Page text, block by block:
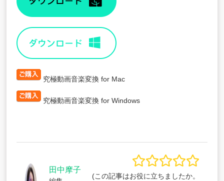
究極動画音楽変換 for Mac
究極動画音楽変換 for Windows
田中摩子
(この記事はお役に立ちましたか。